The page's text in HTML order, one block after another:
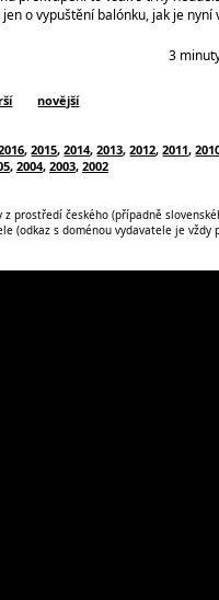
o vypuštění balónku, jak je nyní
3
novější
,2015,2014,2013,2012,2011,
, 2004, 2003, 2002
prostředí českého (případně
(odkaz s doménou vydavatele je vždy